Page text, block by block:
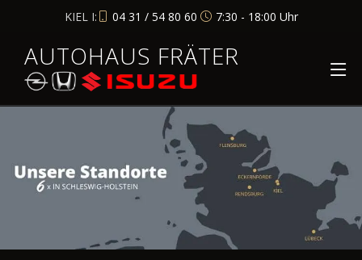
KIEL I: 04 31 / 54 80 60 7:30 - 18:00 Uhr
AUTOHAUS FRÄTER